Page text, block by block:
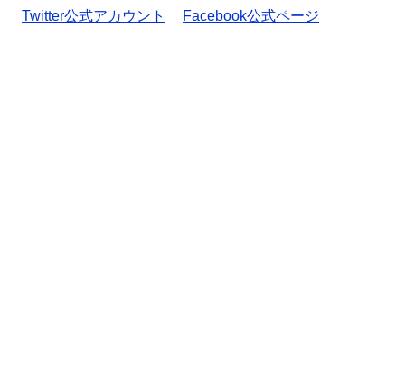
Twitter公式アカウント
Facebook公式ページ